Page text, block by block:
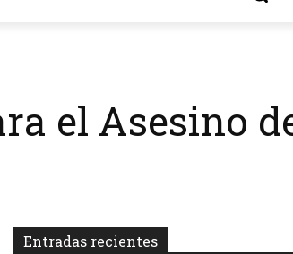
el Asesino
Entradas recientes